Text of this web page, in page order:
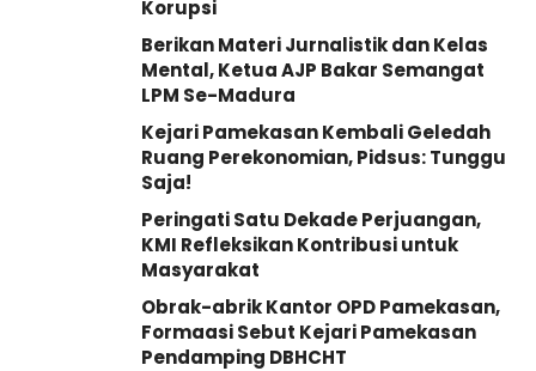
Korupsi
Berikan Materi Jurnalistik dan Kelas
Mental, Ketua AJP Bakar Semangat
LPM Se-Madura
Kejari Pamekasan Kembali Geledah
Ruang Perekonomian, Pidsus: Tunggu
Saja!
Peringati Satu Dekade Perjuangan,
KMI Refleksikan Kontribusi untuk
Masyarakat
Obrak-abrik Kantor OPD Pamekasan,
Formaasi Sebut Kejari Pamekasan
Pendamping DBHCHT